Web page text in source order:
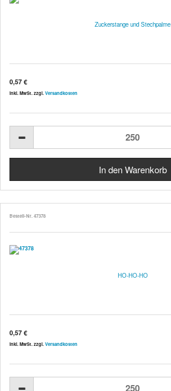
Zuckerstange und Stechpalme
0,57 €
inkl. MwSt. zzgl. Versandkosten
Bestell-Nr. 47378
HO-HO-HO
0,57 €
inkl. MwSt. zzgl. Versandkosten